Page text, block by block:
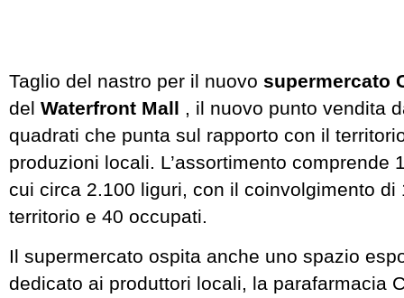
Taglio del nastro per il nuovo supermercato
del Waterfront Mall , il nuovo punto vendita
quadrati che punta sul rapporto con il
produzioni locali. L’assortimento comprende
cui circa 2.100 liguri, con il coinvolgimento di
territorio e 40 occupati.
Il supermercato ospita anche uno spazio
dedicato ai produttori locali, la parafarmacia